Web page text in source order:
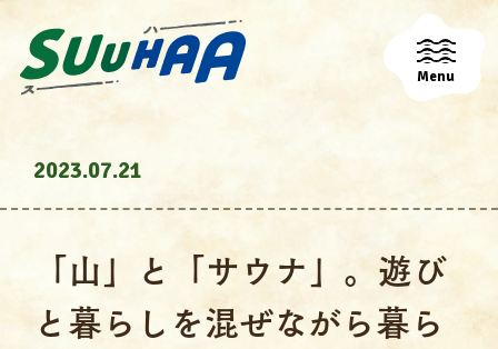
Menu
2023.07.21
「山」と「サウナ」。遊び
と暮らしを混ぜながら暮ら